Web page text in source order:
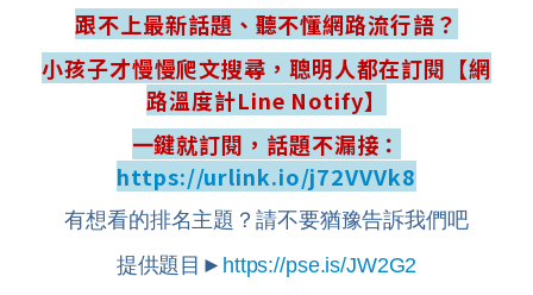
跟不上最新話題、聽不懂網路流行語？
小孩子才慢慢爬文搜尋，聰明人都在訂閱【網
路溫度計Line Notify】
一鍵就訂閱，話題不漏接：
https://urlink.io/j72VVVk8
有想看的排名主題？請不要猶豫告訴我們吧
提供題目► https://pse.is/JW2G2